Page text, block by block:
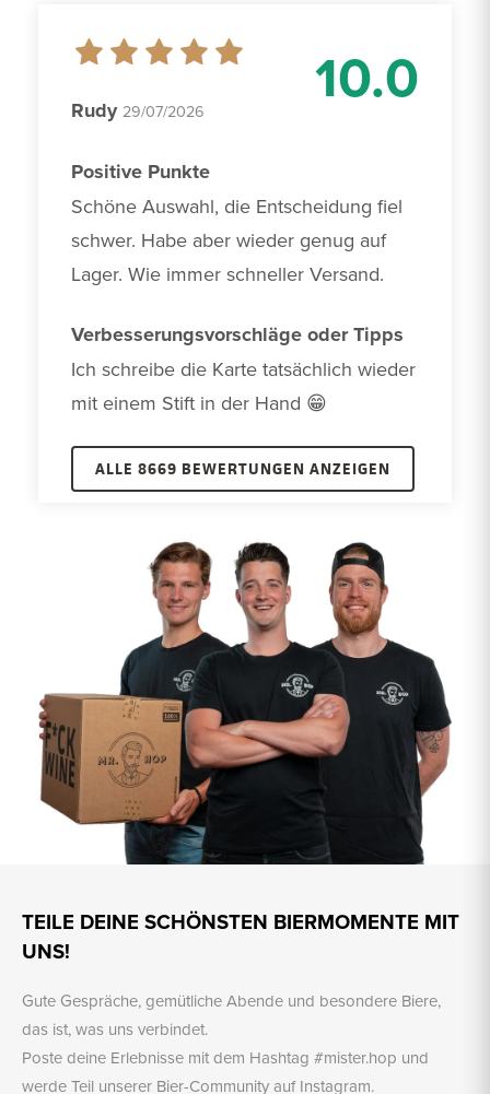
10.0
Rudy 29/07/2026
Positive Punkte
Schöne Auswahl, die Entscheidung fiel
schwer. Habe aber wieder genug auf
Lager. Wie immer schneller Versand.
Verbesserungsvorschläge oder Tipps
Ich schreibe die Karte tatsächlich wieder
mit einem Stift in der Hand 😁
ALLE 8669 BEWERTUNGEN ANZEIGEN
TEILE DEINE SCHÖNSTEN BIERMOMENTE MIT
UNS!
Gute Gespräche, gemütliche Abende und besondere Biere,
das ist, was uns verbindet.
Poste deine Erlebnisse mit dem Hashtag #mister.hop und
werde Teil unserer Bier-Community auf Instagram.